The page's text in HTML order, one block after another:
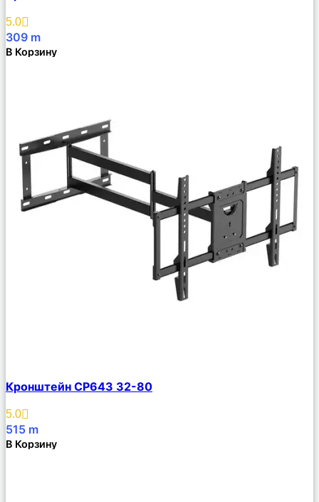
Избранное
5.0
309 m
В Корзину
Описание
Избранное
Кронштейн CP643 32-80
5.0
515 m
В Корзину